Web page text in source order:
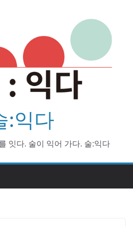
:익다
잇다. 술이 익어 가다. 술:익다